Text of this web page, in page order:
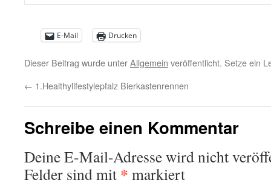
E-Mail Drucken
Dieser Beitrag wurde unterAllgemein veröffentlicht. Setze ein
← 1.Healthylifestylepfalz Bierkastenrennen
Schreibe einen Kommentar
Deine E-Mail-Adresse wird nicht
Felder sind mit * markiert